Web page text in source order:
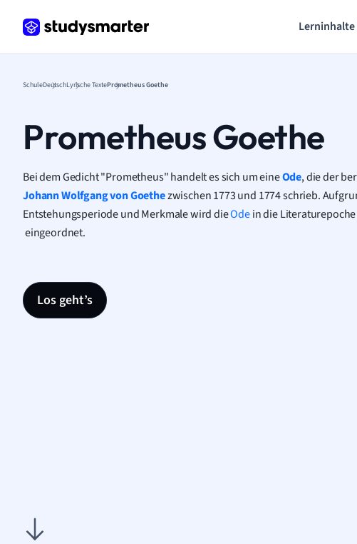
SchuleDeutschLyrische TextePrometheus Goethe
Prometheus Goethe
Bei dem Gedicht "Prometheus" handelt es sich um eineOde, die der
Johann Wolfgang von Goethezwischen 1773 und 1774 schrieb.
Entstehungsperiode und Merkmale wird dieOdein die
eingeordnet.
Los geht’s